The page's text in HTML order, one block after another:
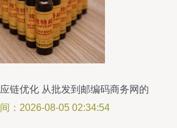
链优化 从批发到邮编码商务网的
全链路解析
：2026-08-05 02:34:54